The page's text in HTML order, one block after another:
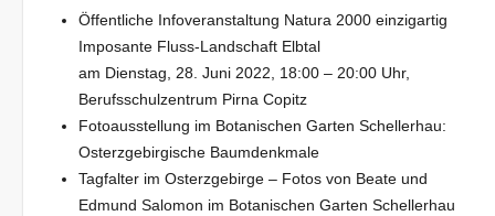
Öffentliche Infoveranstaltung Natura 2000 einzigartig
Imposante Fluss-Landschaft Elbtal
am Dienstag, 28. Juni 2022, 18:00 – 20:00 Uhr,
Berufsschulzentrum Pirna Copitz
Fotoausstellung im Botanischen Garten Schellerhau:
Osterzgebirgische Baumdenkmale
Tagfalter im Osterzgebirge – Fotos von Beate und
Edmund Salomon im Botanischen Garten Schellerhau